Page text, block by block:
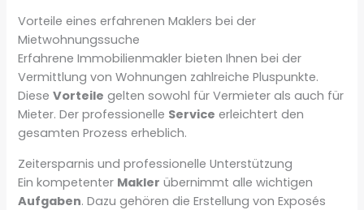
Vorteile eines erfahrenen Maklers bei der
Mietwohnungssuche
Erfahrene Immobilienmakler bieten Ihnen bei der
Vermittlung von Wohnungen zahlreiche Pluspunkte.
DieseVorteile gelten sowohl für Vermieter als auch für
Mieter. Der professionelle Service erleichtert den
gesamten Prozess erheblich.
Zeitersparnis und professionelle Unterstützung
Ein kompetenter Makler übernimmt alle wichtigen
Aufgaben. Dazu gehören die Erstellung von Exposés